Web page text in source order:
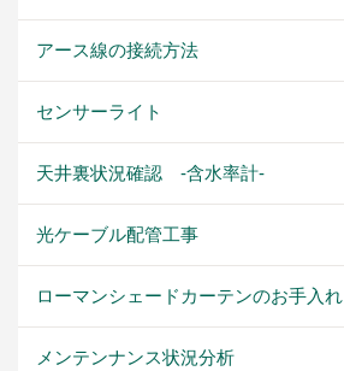
アース線の接続方法
センサーライト
天井裏状況確認 -含水率計-
光ケーブル配管工事
ローマンシェードカーテンのお手入れ
メンテンナンス状況分析